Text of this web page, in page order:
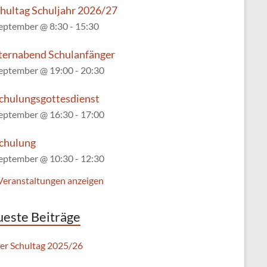
Schuljahr 2026/27
@ 8:30- 15:30
Schulanfänger
@ 19:00- 20:30
@ 16:30- 17:00
@ 10:30- 12:30
anzeigen
Beiträge
Schultag 2025/26